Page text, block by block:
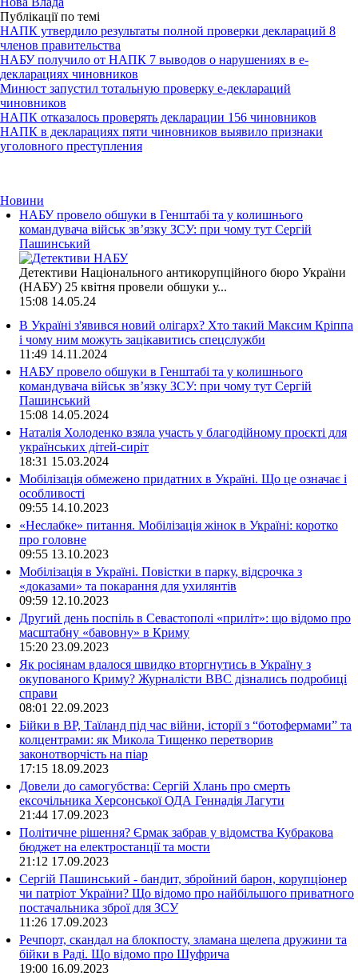
Публікації по темі
НАПК утвердило результаты полной проверки деклараций 8
членов правительства
НАБУ получило от НАПК 7 выводов о нарушениях в е-
декларациях чиновников
Минюст запустил тотальную проверку е-деклараций
чиновников
НАПК отказалось проверять декларации 156 чиновников
НАПК в декларациях пяти чиновников выявило признаки
уголовного преступления
Новини
НАБУ провело обшуки в Генштабі та у колишнього
командувача військ зв’язку ЗСУ: при чому тут Сергій
Пашинський
Детективи Національного антикорупційного бюро України
(НАБУ) 25 квітня провели обшуки у...
15:08 14.05.24
В Україні з'явився новий олігарх? Хто такий Максим Кріппа
і чому ним можуть зацікавитись спецслужби
11:49 14.11.2024
НАБУ провело обшуки в Генштабі та у колишнього
командувача військ зв’язку ЗСУ: при чому тут Сергій
Пашинський
15:08 14.05.2024
Наталія Холоденко взяла участь у благодійному проєкті для
українських дітей-сиріт
18:31 15.03.2024
Мобілізація обмежено придатних в Україні. Що це означає і
особливості
09:55 14.10.2023
«Неслабке» питання. Мобілізація жінок в Україні: коротко
про головне
09:55 13.10.2023
Мобілізація в Україні. Повістки в парку, відсрочка з
«доказами» та покарання для ухилянтів
09:59 12.10.2023
Другий день поспіль в Севастополі «приліт»: що відомо про
масштабну «бавовну» в Криму
15:20 23.09.2023
Як росіянам вдалося швидко вторгнутись в Україну з
окупованого Криму? Журналісти ВВС дізнались подробиці
справи
08:01 22.09.2023
Бійки в ВР, Таїланд під час війни, історії з “ботофермами” та
колцентрами: як Микола Тищенко перетворив
законотворчість на піар
17:15 18.09.2023
Довели до самогубства: Сергій Хлань про смерть
ексочільника Херсонської ОДА Геннадія Лагути
21:44 17.09.2023
Політичне рішення? Єрмак забрав у відомства Кубракова
бюджет на електростанції та мости
21:12 17.09.2023
Сергій Пашинський - бандит, збройний барон, корупціонер
чи патріот України? Що відомо про найбільшого приватного
постачальника зброї для ЗСУ
11:26 17.09.2023
Речпорт, скандал на блокпосту, зламана щелепа дружини та
бійки в Раді. Що відомо про Шуфрича
19:00 16.09.2023